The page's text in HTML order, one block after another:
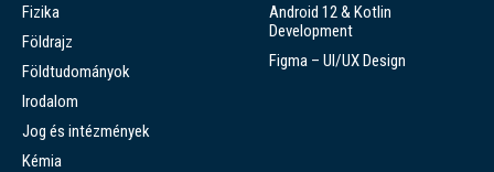
Fizika
Földrajz
Földtudományok
Irodalom
Jog és intézmények
Kémia
Android 12 & Kotlin
Development
Figma – UI/UX Design